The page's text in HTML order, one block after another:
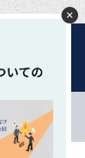
✕
します。 ク